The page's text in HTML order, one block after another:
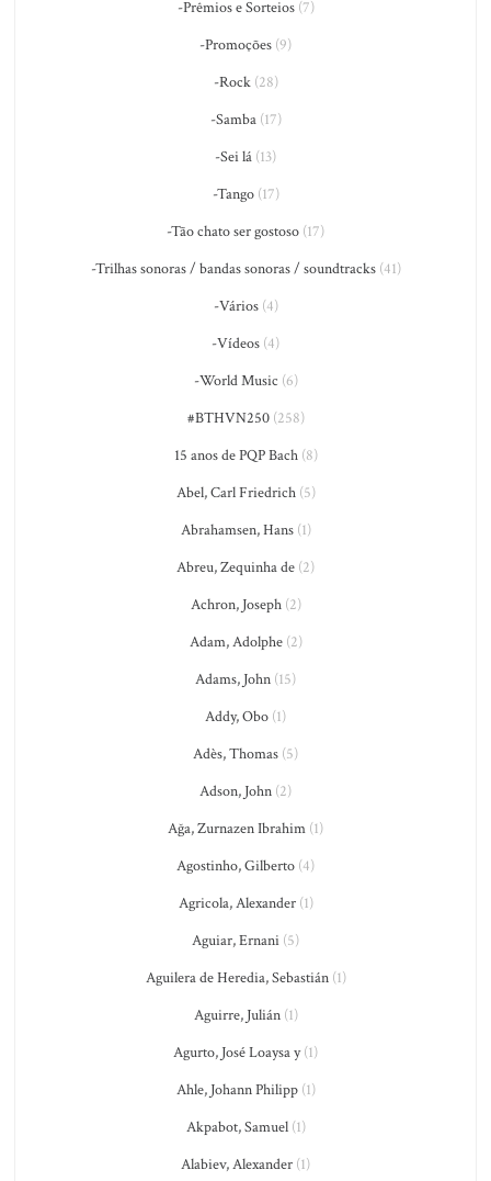
-Prêmios e Sorteios(7)
-Promoções (9)
-Rock(28)
-Samba(17)
-Sei lá (13)
-Tango(17)
-Tão chato ser gostoso (17)
-Trilhas sonoras / bandas sonoras / soundtracks(41)
-Vários(4)
-Vídeos (4)
-World Music (6)
#BTHVN250(258)
15 anos de PQP Bach(8)
Abel, Carl Friedrich(5)
Abrahamsen, Hans(1)
Abreu, Zequinha de (2)
Achron, Joseph(2)
Adam, Adolphe(2)
Adams, John (15)
Addy, Obo (1)
Adès, Thomas (5)
Adson, John (2)
Ağa, Zurnazen Ibrahim (1)
Agostinho, Gilberto (4)
Agricola, Alexander(1)
Aguiar, Ernani (5)
Aguilera de Heredia, Sebastián(1)
Aguirre, Julián(1)
Agurto, José Loaysa y(1)
Ahle, Johann Philipp(1)
Akpabot, Samuel(1)
Alabiev, Alexander (1)